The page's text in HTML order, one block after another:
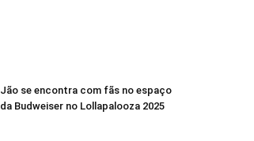
Jão se encontra com fãs no espaço
da Budweiser no Lollapalooza 2025